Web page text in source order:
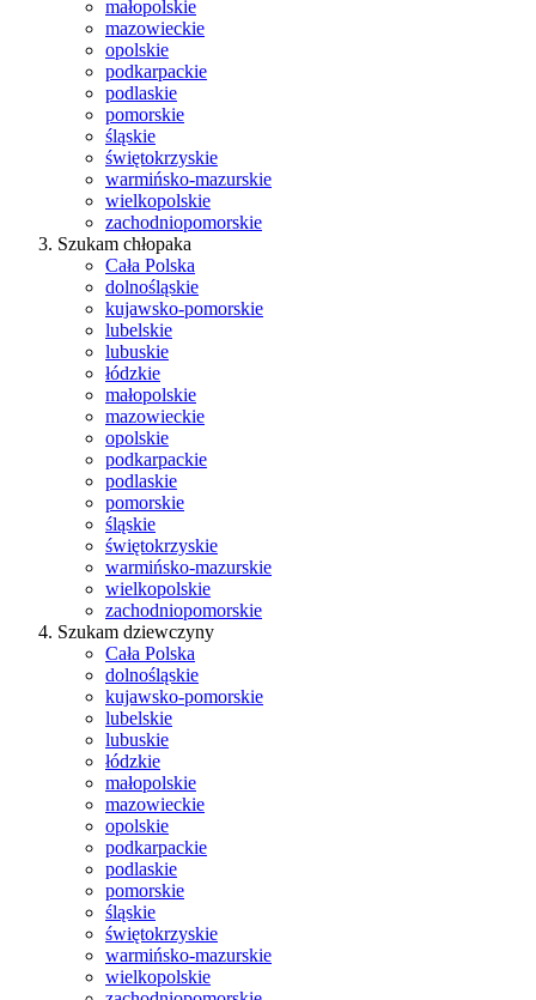
małopolskie
mazowieckie
opolskie
podkarpackie
podlaskie
pomorskie
śląskie
świętokrzyskie
warmińsko-mazurskie
wielkopolskie
zachodniopomorskie
Szukam chłopaka
Cała Polska
dolnośląskie
kujawsko-pomorskie
lubelskie
lubuskie
łódzkie
małopolskie
mazowieckie
opolskie
podkarpackie
podlaskie
pomorskie
śląskie
świętokrzyskie
warmińsko-mazurskie
wielkopolskie
zachodniopomorskie
Szukam dziewczyny
Cała Polska
dolnośląskie
kujawsko-pomorskie
lubelskie
lubuskie
łódzkie
małopolskie
mazowieckie
opolskie
podkarpackie
podlaskie
pomorskie
śląskie
świętokrzyskie
warmińsko-mazurskie
wielkopolskie